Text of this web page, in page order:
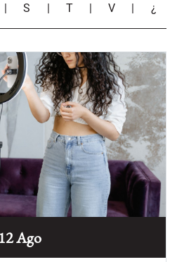
|S | T |V | ¿
12 Ago